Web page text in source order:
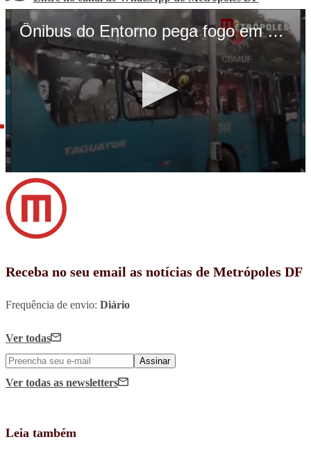
Receba no seu email as notícias de Metrópoles DF
Frequência de envio: Diário
Ver todas
Assinar
Ver todas as newsletters
Leia também